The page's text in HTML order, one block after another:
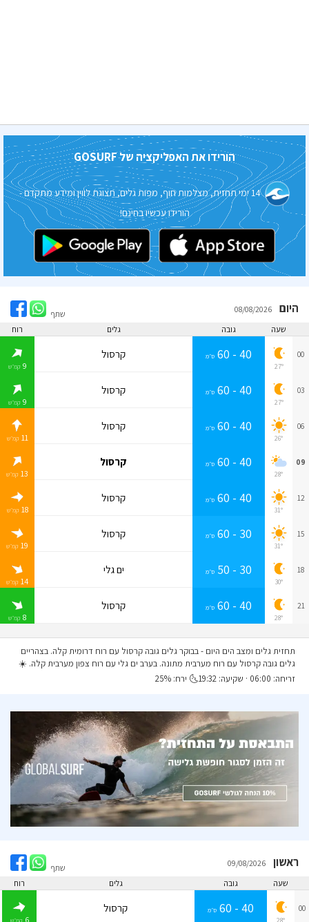
הורידו את האפליקציה שלGOSURF
14 ימי תחזית, מצלמות חוף, מפות גלים, תצוגת לווין ומידע מתקדם -
הורידו עכשיו בחינם!
היום
שתף
שעה
גובה גלים רוח
00
27°
40 - 60 ס״מ קרסול
9 קמ״ש
03
27°
40 - 60 ס״מ קרסול
9 קמ״ש
06
26°
40 - 60 ס״מ קרסול
11 קמ״ש
09
28°
40 - 60 ס״מ קרסול
13 קמ״ש
12
31°
40 - 60 ס״מ קרסול
18 קמ״ש
15
31°
30 - 60 ס״מ קרסול
19 קמ״ש
18
30°
30 - 50 ס״מ ים גלי
14 קמ״ש
21
28°
40 - 60 ס״מ קרסול
8 קמ״ש
תחזית גלים ומצב הים היום - בבוקר גלים גובה קרסול עם רוח דרומית קלה. בצהריים
גלים גובה קרסול עם רוח מערבית מתונה. בערב ים גלי עם רוח צפון מערבית קלה. ☀️
זריחה: 06:00 · שקיעה: 19:32🌜 ירח: 25%
ראשון
שתף
שעה
גובה גלים רוח
00
40 - 60 ס״מ קרסול
6